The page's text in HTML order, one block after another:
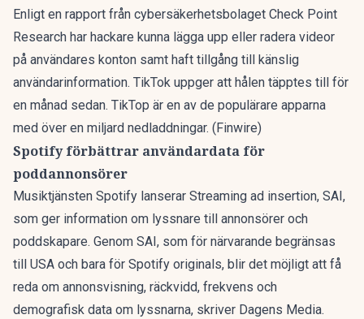
Enligt en rapport från cybersäkerhetsbolaget Check Point
Research har hackare kunna lägga upp eller radera videor
på användares konton samt haft tillgång till känslig
användarinformation. TikTok uppger att hålen täpptes till för
en månad sedan. TikTop är en av de populärare apparna
med över en miljard nedladdningar. (Finwire)
Spotify förbättrar användardata för
poddannonsörer
Musiktjänsten Spotify lanserar Streaming ad insertion, SAI,
som ger information om lyssnare till annonsörer och
poddskapare. Genom SAI, som för närvarande begränsas
till USA och bara för Spotify originals, blir det möjligt att få
reda om annonsvisning, räckvidd, frekvens och
demografisk data om lyssnarna, skriver Dagens Media.